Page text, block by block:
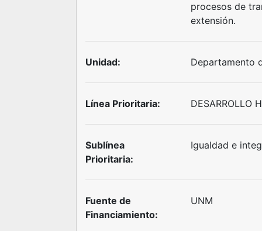
procesos de
extensión.
Unidad: Departamento
Línea Prioritaria: DESARROLLO
Sublínea
Prioritaria:
Igualdad e
Fuente de
Financiamiento:
UNM